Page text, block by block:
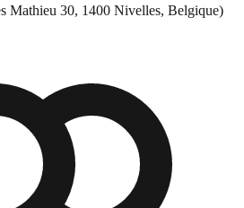
Mathieu 30, 1400 Nivelles, Belgique)